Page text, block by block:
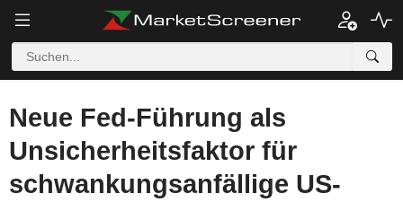
Neue Fed-Führung als
Unsicherheitsfaktor für
schwankungsanfällige US-